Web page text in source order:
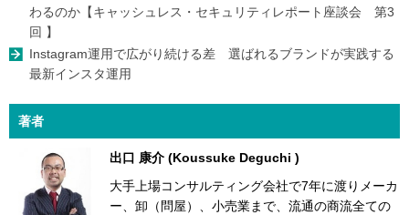
わるのか【キャッシュレス・セキュリティレポート座談会 第3
回 】
Instagram運用で広がり続ける差 選ばれるブランドが実践する
最新インスタ運用
著者
出口 康介 (Koussuke Deguchi )
大手上場コンサルティング会社で7年に渡りメーカ
ー、卸（問屋）、小売業まで、流通の商流全ての